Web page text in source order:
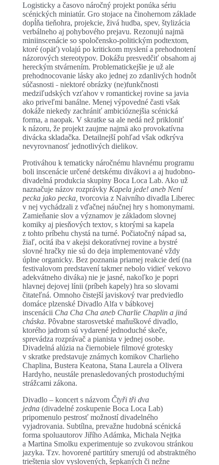
Logisticky a časovo náročný projekt ponúka sériu
scénických miniatúr. Gro stojace na činohernom základe
dopĺňa tieňohra, projekcie, živá hudba, spev, štylizácia
verbálneho aj pohybového prejavu. Rezonujú najmä
miniinscenácie so spoločensko-politickým podtextom,
ktoré (opäť) volajú po kritickom myslení a prehodnotení
názorových stereotypov. Dokážu presvedčiť obsahom aj
hereckým stvárnením. Problematickejšie je už ale
prehodnocovanie lásky ako jednej zo zdanlivých hodnôt
súčasnosti ˗ niektoré obrázky (ne)funkčnosti
medziľudských vzťahov v romantickej rovine sa javia
ako priveľmi banálne. Menej výpovedné časti však
dokáže niekedy zachrániť ambicióznejšia scénická
forma, a naopak. V skratke sa ale nedá než prikloniť
k názoru, že projekt zaujme najmä ako provokatívna
divácka skladačka. Detailnejší pohľad však odkrýva
nevyrovnanosť jednotlivých dielikov.
Protiváhou k tematicky náročnému hlavnému programu
boli inscenácie určené detskému divákovi a aj hudobno-
divadelná produkcia skupiny Boca Loca Lab. Ako už
naznačuje názov rozprávky Kapela jede! aneb Není
pecka jako pecka, tvorcovia z Naivního divadla Liberec
v nej vychádzali z vďačnej náučnej hry s homonymami.
Zamieňanie slov a významov je základom slovnej
komiky aj piesňových textov, s ktorými sa kapela
z tohto príbehu chystá na turné. Počiatočný nápad sa,
žiaľ, ocitá iba v akejsi dekoratívnej rovine a bystré
slovné hračky nie sú do deja implementované vždy
úplne organicky. Bez poznania priamej reakcie detí (na
festivalovom predstavení takmer nebolo vidieť vekovo
adekvátneho diváka) nie je jasné, nakoľko je popri
hlavnej dejovej línii (príbeh kapely) hra so slovami
čitateľná. Omnoho čistejší javiskový tvar predviedlo
domáce plzenské Divadlo Alfa v bábkovej
inscenácii Cha Cha Cha aneb Charlie Chaplin a jiná
cháska. Pôvabne starosvetské maňuškové divadlo,
ktorého jadrom sú vydarené jednoduché skeče,
sprevádza rozprávač a pianista v jednej osobe.
Divadelná alúzia na čiernobiele filmové grotesky
v skratke predstavuje známych komikov Charlieho
Chaplina, Bustera Keatona, Stana Laurela a Olivera
Hardyho, neustále prenasledovaných prostoduchými
strážcami zákona.
Divadlo – koncert s názvom Čtyři tři dva
jedna(divadelné zoskupenie Boca Loca Lab)
pripomenulo pestrosť možností divadelného
vyjadrovania. Subtílna, prevažne hudobná scénická
forma spoluautorov Jiřího Adámka, Michala Nejtka
a Martina Smolku experimentuje so zvukovou stránkou
jazyka. Tzv. hovorené partitúry smerujú od abstraktného
trieštenia slov vyslovených, šepkaných či nežne